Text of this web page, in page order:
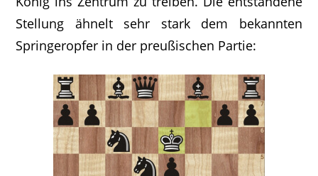
Stellung ähnelt sehr stark dem bekannten
Springeropfer in der preußischen Partie: